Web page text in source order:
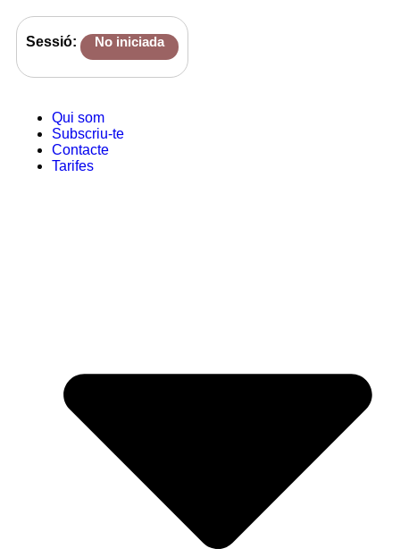
Sessió: No iniciada
Qui som
Subscriu-te
Contacte
Tarifes